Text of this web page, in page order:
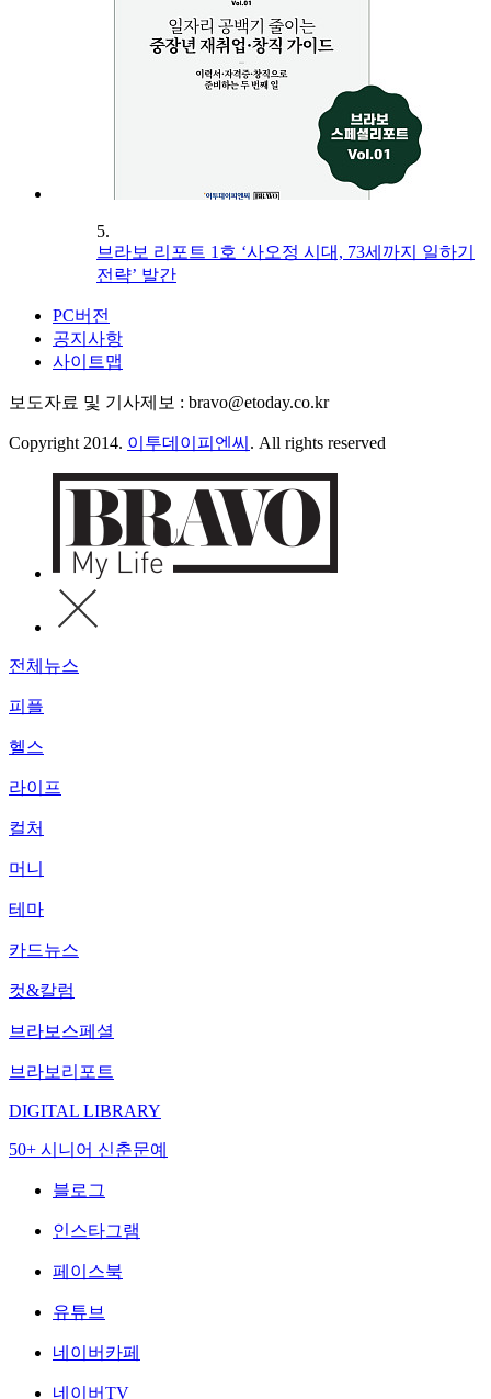
5.
브라보 리포트 1호 ‘사오정 시대, 73세까지 일하기
전략’ 발간
PC버전
공지사항
사이트맵
보도자료 및 기사제보 : bravo@etoday.co.kr
Copyright 2014. 이투데이피엔씨 . All rights reserved
전체뉴스
피플
헬스
라이프
컬처
머니
테마
카드뉴스
컷&칼럼
브라보스페셜
브라보리포트
DIGITAL LIBRARY
50+ 시니어 신춘문예
블로그
인스타그램
페이스북
유튜브
네이버카페
네이버TV